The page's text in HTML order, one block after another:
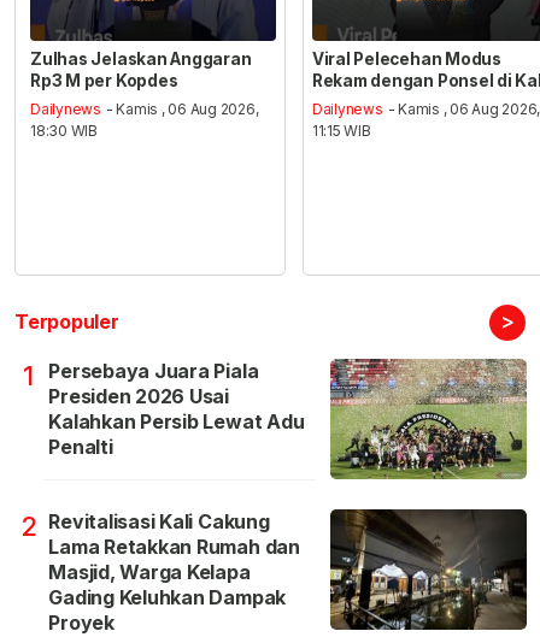
Zulhas Jelaskan Anggaran
Rp3 M per Kopdes
Dailynews - Kamis , 06 Aug 2026,
18:30 WIB
Viral Pelecehan Modus
Rekam dengan Ponsel di
Dailynews - Kamis , 06 Aug 2026,
11:15 WIB
Terpopuler >
1
Persebaya Juara Piala
Presiden 2026 Usai
Kalahkan Persib Lewat Adu
Penalti
2 Revitalisasi Kali Cakung
Lama Retakkan Rumah dan
Masjid, Warga Kelapa
Gading Keluhkan Dampak
Proyek